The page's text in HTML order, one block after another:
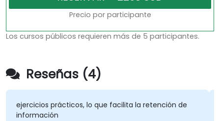
Precio por participante
Los cursos públicos requieren más de 5 participantes.
Reseñas (4)
ejercicios prácticos, lo que facilita la retención de
información